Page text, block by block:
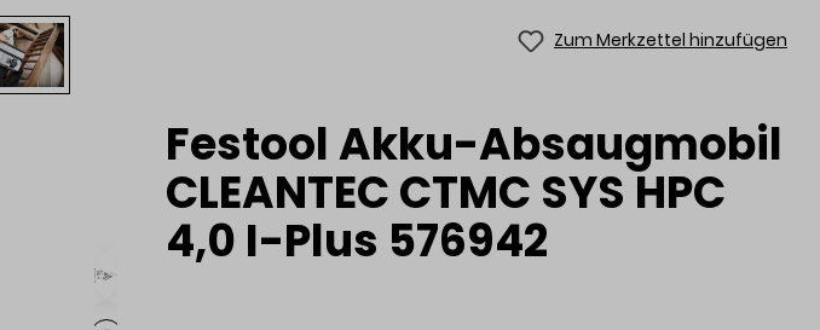
Zum Merkzettel hinzufügen
Festool Akku-Absaugmobil
CLEANTEC CTMC SYS HPC
4,0 I-Plus 576942